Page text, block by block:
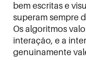
bem escritas e
superam sempre
Os algoritmos
interação, e a
genuinamente